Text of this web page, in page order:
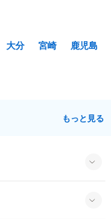
大分 宮崎
鹿児島
もっと見る